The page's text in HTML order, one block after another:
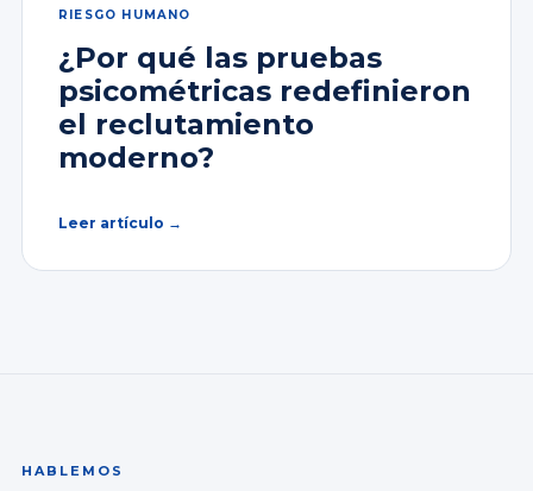
RIESGO HUMANO
¿Por qué las pruebas
psicométricas redefinieron
el reclutamiento
moderno?
Leer artículo →
HABLEMOS